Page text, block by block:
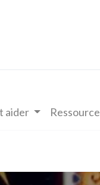
aider